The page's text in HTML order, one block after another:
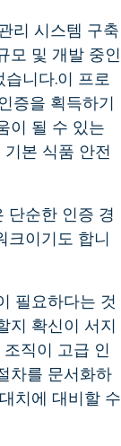
리 시스템 구축
모 및 개발 중인
니다.이 프로
증을 획득하기
이 될 수 있는
본 식품 안전
단순한 인증 경
크이기도 합니
필요하다는 것
지 확신이 서지
직이 고급 인
차를 문서화하
치에 대비할 수